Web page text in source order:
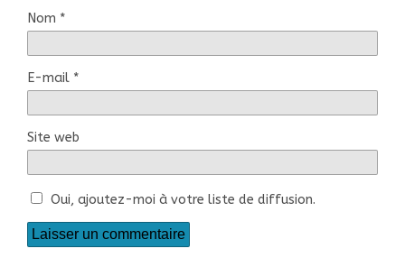
Nom *
E-mail *
Site web
Oui, ajoutez-moi à votre liste de diffusion.